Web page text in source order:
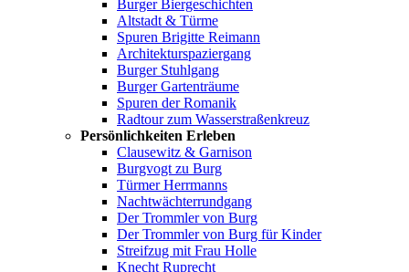
Burger Biergeschichten
Altstadt & Türme
Spuren Brigitte Reimann
Architekturspaziergang
Burger Stuhlgang
Burger Gartenträume
Spuren der Romanik
Radtour zum Wasserstraßenkreuz
Persönlichkeiten Erleben
Clausewitz & Garnison
Burgvogt zu Burg
Türmer Herrmanns
Nachtwächterrundgang
Der Trommler von Burg
Der Trommler von Burg für Kinder
Streifzug mit Frau Holle
Knecht Ruprecht